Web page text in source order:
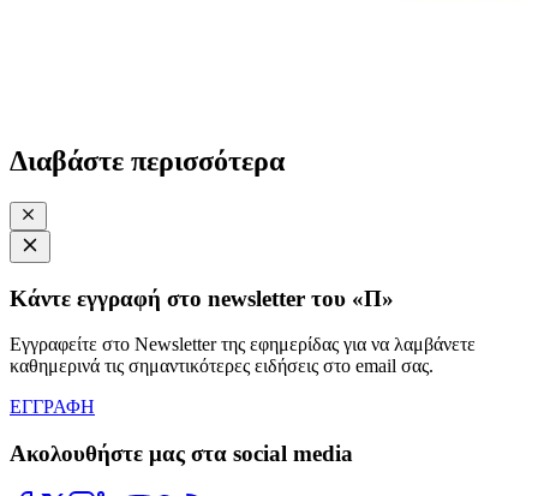
Διαβάστε περισσότερα
Κάντε εγγραφή στο newsletter του «Π»
Εγγραφείτε στο Newsletter της εφημερίδας για να λαμβάνετε
καθημερινά τις σημαντικότερες ειδήσεις στο email σας.
ΕΓΓΡΑΦΗ
Ακολουθήστε μας στα social media